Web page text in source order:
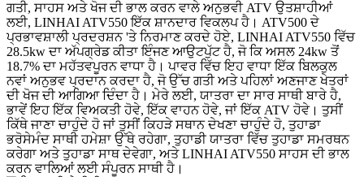
ਗਤੀ, ਸਾਹਸ ਅਤੇ ਖੋਜ ਦੀ ਭਾਲ ਕਰਨ ਵਾਲੇ ਅਨੁਭਵੀ ATV ਉਤਸ਼ਾਹੀਆਂ
ਲਈ, LINHAI ATV550 ਇੱਕ ਸ਼ਾਨਦਾਰ ਵਿਕਲਪ ਹੈ। ATV500 ਦੇ
ਪ੍ਰਭਾਵਸ਼ਾਲੀ ਪ੍ਰਦਰਸ਼ਨ 'ਤੇ ਨਿਰਮਾਣ ਕਰਦੇ ਹੋਏ, LINHAI ATV550 ਵਿੱਚ
28.5kw ਦਾ ਅੱਪਗ੍ਰੇਡ ਕੀਤਾ ਇੰਜਣ ਆਉਟਪੁੱਟ ਹੈ, ਜੋ ਕਿ ਅਸਲ 24kw ਤੋਂ
18.7% ਦਾ ਮਹੱਤਵਪੂਰਨ ਵਾਧਾ ਹੈ। ਪਾਵਰ ਵਿੱਚ ਇਹ ਵਾਧਾ ਇੱਕ ਬਿਲਕੁਲ
ਨਵਾਂ ਅਨੁਭਵ ਪ੍ਰਦਾਨ ਕਰਦਾ ਹੈ, ਜੋ ਉੱਚ ਗਤੀ ਅਤੇ ਪਹਿਲਾਂ ਅਣਜਾਣ ਖੇਤਰਾਂ
ਦੀ ਖੋਜ ਦੀ ਆਗਿਆ ਦਿੰਦਾ ਹੈ। ਮੇਰੇ ਲਈ, ਯਾਤਰਾ ਦਾ ਸਾਰ ਸਾਥੀ ਬਾਰੇ ਹੈ,
ਭਾਵੇਂ ਇਹ ਇੱਕ ਵਿਅਕਤੀ ਹੋਵੇ, ਇੱਕ ਵਾਹਨ ਹੋਵੇ, ਜਾਂ ਇੱਕ ATV ਹੋਵੇ। ਤੁਸੀਂ
ਕਿੱਥੇ ਜਾਣਾ ਚਾਹੁੰਦੇ ਹੋ ਜਾਂ ਤੁਸੀਂ ਕਿਹੜੇ ਸਥਾਨ ਦੇਖਣਾ ਚਾਹੁੰਦੇ ਹੋ, ਤੁਹਾਡਾ
ਭਰੋਸੇਮੰਦ ਸਾਥੀ ਹਮੇਸ਼ਾ ਉੱਥੇ ਰਹੇਗਾ, ਤੁਹਾਡੀ ਯਾਤਰਾ ਵਿੱਚ ਤੁਹਾਡਾ ਸਮਰਥਨ
ਕਰੇਗਾ ਅਤੇ ਤੁਹਾਡਾ ਸਾਥ ਦੇਵੇਗਾ, ਅਤੇ LINHAI ATV550 ਸਾਹਸ ਦੀ ਭਾਲ
ਕਰਨ ਵਾਲਿਆਂ ਲਈ ਸੰਪੂਰਨ ਸਾਥੀ ਹੈ।